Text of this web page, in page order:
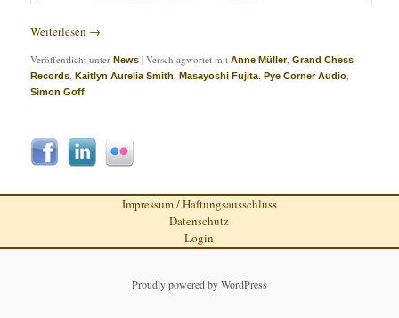
Weiterlesen →
Veröffentlicht unter News |Verschlagwortet mit Anne Müller,Grand Chess
Records,Kaitlyn Aurelia Smith,Masayoshi Fujita,Pye Corner Audio,
Simon Goff
Impressum / Haftungsausschluss
Datenschutz
Login
Proudly powered by WordPress